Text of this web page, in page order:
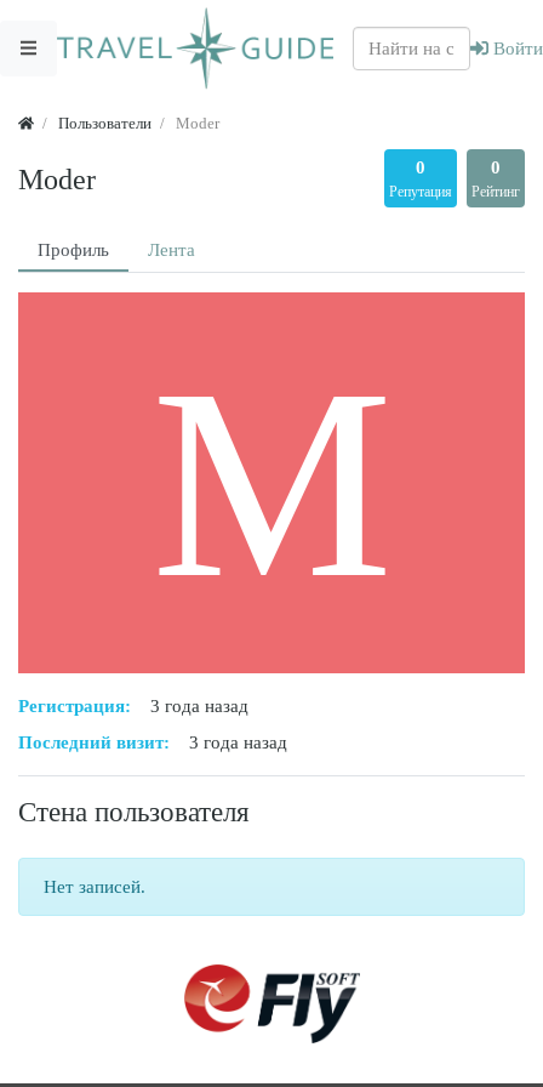
Войти
Пользователи Moder
Moder 0
Репутация
0
Рейтинг
Профиль Лента
M
Регистрация:
3 года назад
Последний визит:
3 года назад
Стена пользователя
Нет записей.